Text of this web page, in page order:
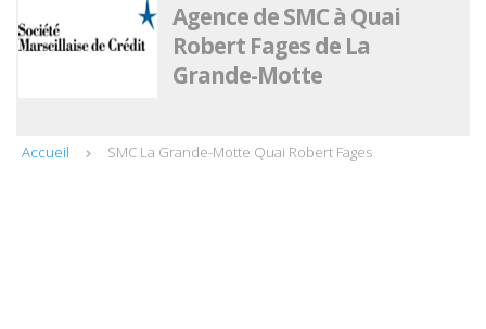
Agence de SMC à Quai
Robert Fages de La
Grande-Motte
Accueil SMC La Grande-Motte Quai Robert Fages